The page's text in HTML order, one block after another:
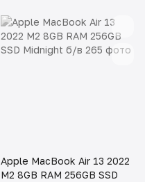
Apple MacBook Air 13 2022
M2 8GB RAM 256GB SSD